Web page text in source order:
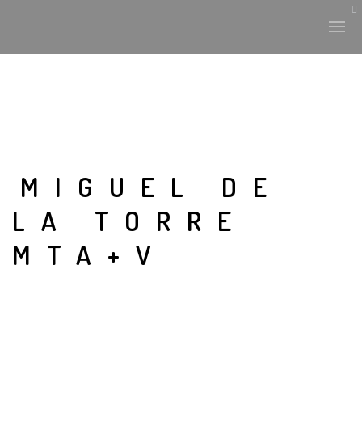
MIGUEL DE
LA TORRE
MTA+V